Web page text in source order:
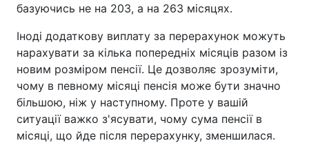
базуючись не на 203, а на 263 місяцях.
Іноді додаткову виплату за перерахунок можуть
нарахувати за кілька попередніх місяців разом із
новим розміром пенсії. Це дозволяє зрозуміти,
чому в певному місяці пенсія може бути значно
більшою, ніж у наступному. Проте у вашій
ситуації важко з'ясувати, чому сума пенсії в
місяці, що йде після перерахунку, зменшилася.